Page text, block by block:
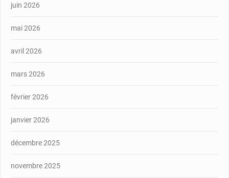
juin 2026
mai 2026
avril 2026
mars 2026
février 2026
janvier 2026
décembre 2025
novembre 2025